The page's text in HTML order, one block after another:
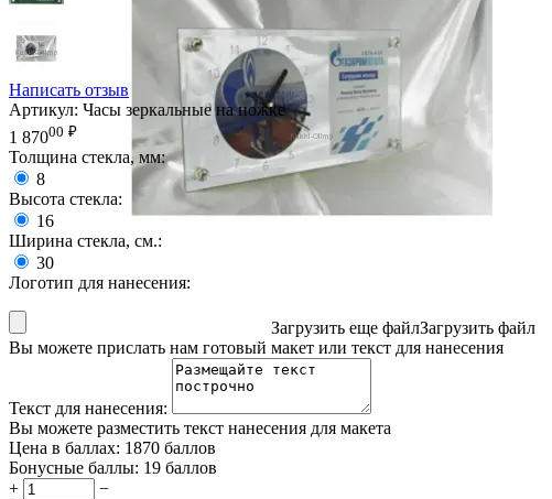
Написать отзыв
Артикул: Часы зеркальные на ножке
1 87000 ₽
Толщина стекла, мм:
8
Высота стекла:
16
Ширина стекла, см.:
30
Логотип для нанесения:
Загрузить еще файлЗагрузить файл
Вы можете прислать нам готовый макет или текст для нанесения
Текст для нанесения:
Вы можете разместить текст нанесения для макета
Цена в баллах: 1870 баллов
Бонусные баллы: 19 баллов
+
−